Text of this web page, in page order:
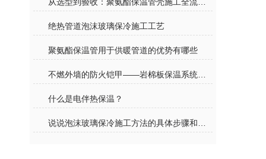
绝热管道泡沫玻璃保冷施工工艺
聚氨酯保温管用于供暖管道的优势有哪些
什么是电伴热保温？